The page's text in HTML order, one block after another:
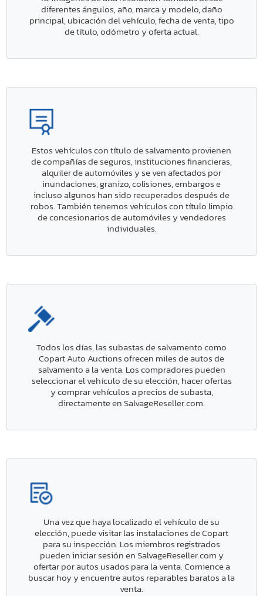
diferentes ángulos, año, marca y modelo, daño
principal, ubicación del vehículo, fecha de venta, tipo
de título, odómetro y oferta actual.
Estos vehículos con título de salvamento provienen
de compañías de seguros, instituciones financieras,
alquiler de automóviles y se ven afectados por
inundaciones, granizo, colisiones, embargos e
incluso algunos han sido recuperados después de
robos. También tenemos vehículos con título limpio
de concesionarios de automóviles y vendedores
individuales.
Todos los días, las subastas de salvamento como
Copart Auto Auctions ofrecen miles de autos de
salvamento a la venta. Los compradores pueden
seleccionar el vehículo de su elección, hacer ofertas
y comprar vehículos a precios de subasta,
directamente en SalvageReseller.com.
Una vez que haya localizado el vehículo de su
elección, puede visitar las instalaciones de Copart
para su inspección. Los miembros registrados
pueden iniciar sesión en SalvageReseller.com y
ofertar por autos usados para la venta. Comience a
buscar hoy y encuentre autos reparables baratos a la
venta.